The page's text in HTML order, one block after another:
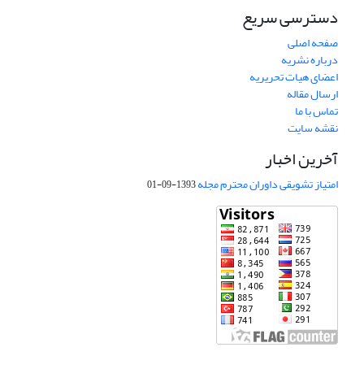
دسترسی سریع
صفحه اصلی
درباره نشریه
اعضای هیات تحریریه
ارسال مقاله
تماس با ما
نقشه سایت
آخرین اخبار
امتیاز تشویقی داوران محترم مجله1393-09-01